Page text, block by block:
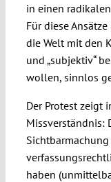
in einen
Für diese
die Welt mit den
und „subjektiv“
wollen, sinnlos
Der Protest zeigt
Missverständnis:
haben